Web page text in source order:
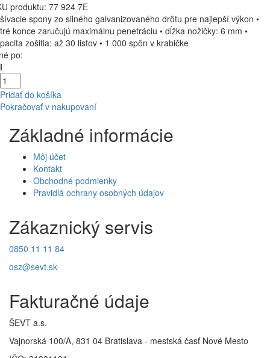
produktu: 77 924 7E
spony zo silného galvanizovaného drôtu pre najlepší výkon •
konce zaručujú maximálnu penetráciu • dĺžka nožičky: 6 mm •
zošitia: až 30 listov • 1 000 spôn v krabičke
po:
Pridať do košíka
Pokračovať v nakupovaní
Základné informácie
Môj účet
Kontakt
Obchodné podmienky
Pravidlá ochrany osobných údajov
Zákaznický servis
0850 11 11 84
osz@sevt.sk
Fakturačné údaje
ŠEVT a.s.
Vajnorská 100/A, 831 04 Bratislava - mestská časť Nové Mesto